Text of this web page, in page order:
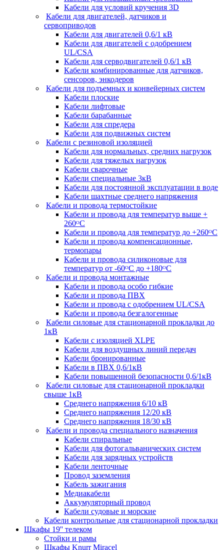
Кабели для условий кручения 3D
Кабели для двигателей, датчиков и
сервоприводов
Кабели для двигателей 0,6/1 кВ
Кабели для двигателей с одобрением
UL/CSA
Кабели для серводвигателей 0,6/1 кВ
Кабели комбинированные для датчиков,
cенсоров, энкодеров
Кабели для подъемных и конвейерных систем
Кабели плоские
Кабели лифтовые
Кабели барабанные
Кабели для спредера
Кабели для подвижных систем
Кабели с резиновой изоляцией
Кабели для нормальных, средних нагрузок
Кабели для тяжелых нагрузок
Кабели сварочные
Кабели специальные 3кВ
Кабели для постоянной эксплуатации в воде
Кабели шахтные среднего напряжения
Кабели и провода термостойкие
Кабели и провода для температур выше +
260ᴼС
Кабели и провода для температур до +260ᴼС
Кабели и провода компенсационные,
термопары
Кабели и провода силиконовые для
температур от -60ᴼC до +180ᴼС
Кабели и провода монтажные
Кабели и провода особо гибкие
Кабели и провода ПВХ
Кабели и провода с одобрением UL/CSA
Кабели и провода безгалогенные
Кабели силовые для стационарной прокладки до
1кВ
Кабели c изоляцией XLPE
Кабели для воздушных линий передач
Кабели бронированные
Кабели в ПВХ 0,6/1кВ
Кабели повышенной безопасности 0,6/1кВ
Кабели силовые для стационарной прокладки
свыше 1кВ
Среднего напряжения 6/10 кВ
Среднего напряжения 12/20 кВ
Среднего напряжения 18/30 кВ
Кабели и провода специального назначения
Кабели спиральные
Кабели для фотогальванических систем
Кабели для зарядных устройств
Кабели ленточные
Провод заземления
Кабель зажигания
Медиакабели
Аккумуляторный провод
Кабели судовые и морские
Кабели контрольные для стационарной прокладки
Шкафы 19'' телеком
Стойки и рамы
Шкафы Knurr Miracel